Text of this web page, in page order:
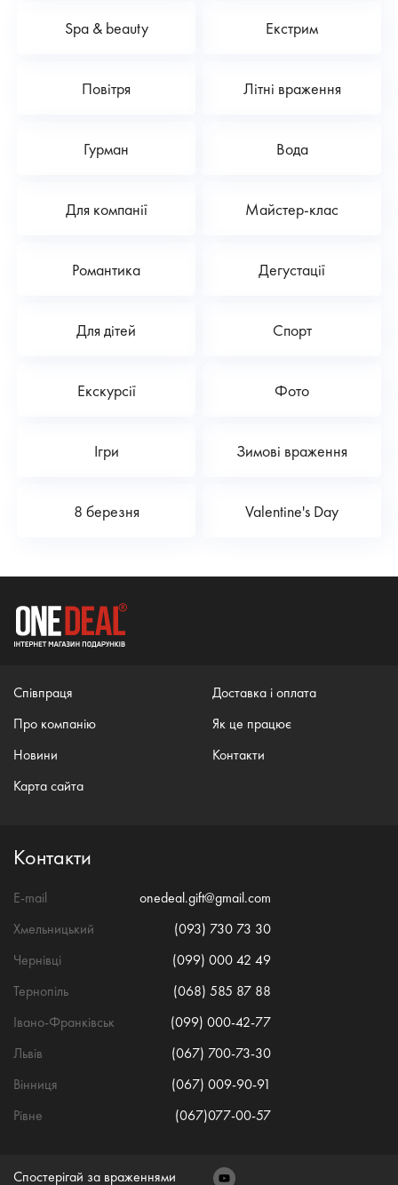
Spa & beauty Екстрим
Повітря Літні враження
Гурман Вода
Для компанії Майстер-клас
Романтика Дегустації
Для дітей Спорт
Екскурсії Фото
Ігри Зимові враження
8 березня Valentine's Day
Співпраця
Про компанію
Новини
Карта сайта
Доставка і оплата
Як це працює
Контакти
Контакти
E-mail
onedeal.gift@gmail.com
Хмельницький
(093) 730 73 30
Чернівці
(099) 000 42 49
Тернопіль
(068) 585 87 88
Івано-Франківськ
(099) 000-42-77
Львів
(067) 700-73-30
Вінниця
(067) 009-90-91
Рівне
(067)077-00-57
Спостерігай за враженнями